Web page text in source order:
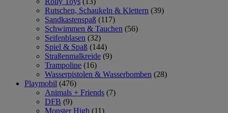
Rutschen, Schaukeln & Klettern (39)
Sandkastenspaß (117)
Schwimmen & Tauchen (56)
Seifenblasen (32)
Spiel & Spaß (144)
Straßenmalkreide (9)
Trampoline (16)
Wasserpistolen & Wasserbomben (28)
Playmobil (476)
Animals + Friends (7)
DFB (9)
Monster High (11)